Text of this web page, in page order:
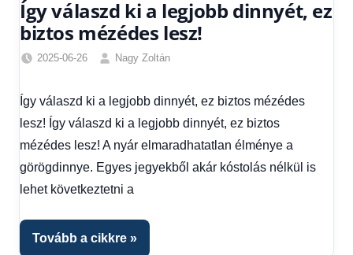
Így válaszd ki a legjobb dinnyét, ez
biztos mézédes lesz!
2025-06-26
Nagy Zoltán
Hírek
1
kézből
Így válaszd ki a legjobb dinnyét, ez biztos mézédes
lesz! Így válaszd ki a legjobb dinnyét, ez biztos
mézédes lesz! A nyár elmaradhatatlan élménye a
görögdinnye. Egyes jegyekből akár kóstolás nélkül is
lehet következtetni a
Tovább a cikkre